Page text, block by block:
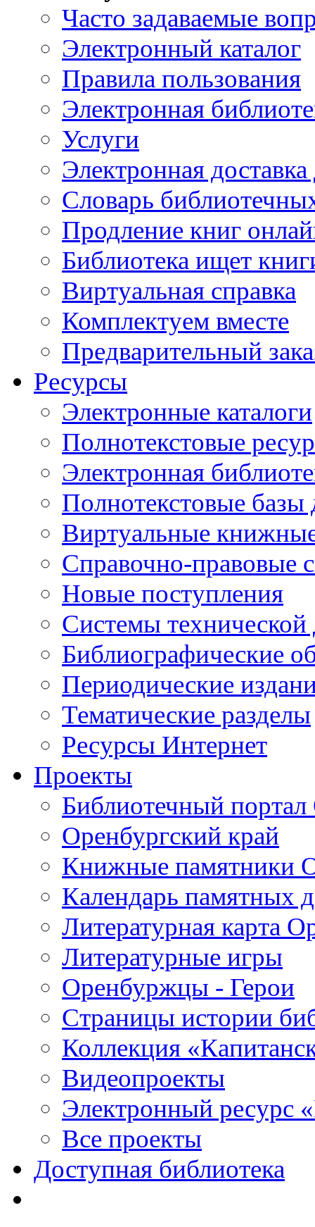
Часто задаваемые
Электронный каталог
Правила пользования
Электронная
Услуги
Электронная
Словарь
Продление книг
Библиотека ищет
Виртуальная справка
Комплектуем вместе
Предварительный
Ресурсы
Электронные каталоги
Полнотекстовые
Электронная
Полнотекстовые
Виртуальные
Справочно-правовые
Новые поступления
Cистемы
Библиографические
Периодические
Тематические разделы
Ресурсы Интернет
Проекты
Библиотечный портал
Оренбургский край
Книжные памятники
Календарь памятных
Литературная карта
Литературные игры
Оренбуржцы - Герои
Страницы истории
Коллекция
Видеопроекты
Электронный ресурс
Все проекты
Доступная библиотека